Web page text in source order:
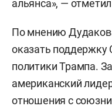
альянса», —
По мнению
оказать
политики Трампа.
американский
отношения с